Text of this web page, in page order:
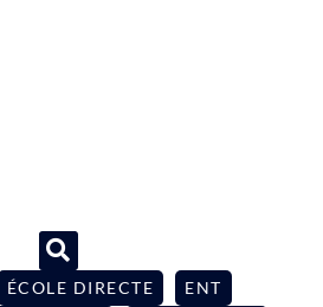
ÉCOLE DIRECTE
ENT